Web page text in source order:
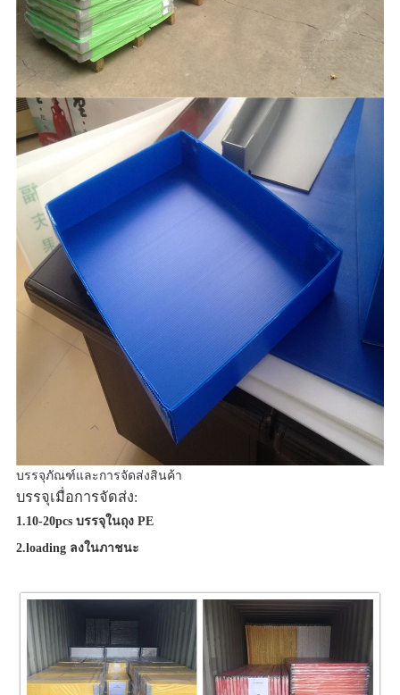
บรรจุภัณฑ์และการจัดส่งสินค้า
บรรจุเมื่อการจัดส่ง:
1.10-20pcs บรรจุในถุง PE
2.loading ลงในภาชนะ